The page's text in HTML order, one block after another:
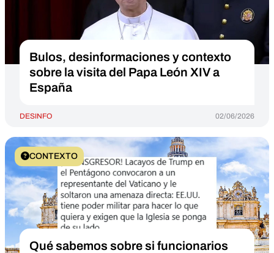
Bulos, desinformaciones y contexto
sobre la visita del Papa León XIV a
España
DESINFO 02/06/2026
CONTEXTO
Qué sabemos sobre si funcionarios